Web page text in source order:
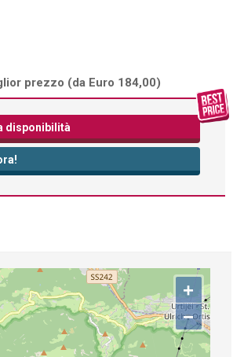
prezzo (da Euro 184,00)
disponibilità
+
−